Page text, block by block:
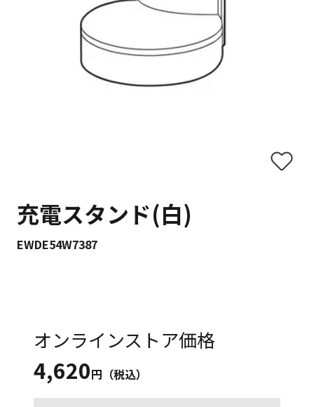
充電スタンド(白)
EWDE54W7387
オンラインストア価格
4,620円（税込）